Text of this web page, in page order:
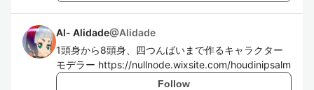
Al- Alidade@Alidade
1頭身から8頭身、四つんばいまで作るキャラクター
モデラー https://nullnode.wixsite.com/houdinipsalm
Follow